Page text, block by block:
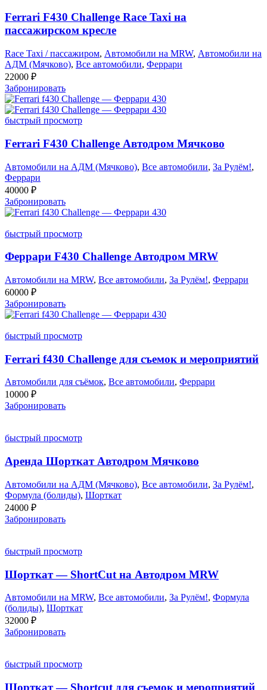
Ferrari F430 Challenge Race Taxi на
пассажирском кресле
Race Taxi / пассажиром, Автомобили на MRW, Автомобили на
АДМ (Мячково), Все автомобили, Феррари
22000 ₽
Забронировать
быстрый просмотр
Ferrari F430 Challenge Автодром Мячково
Автомобили на АДМ (Мячково), Все автомобили, За Рулём!,
Феррари
40000 ₽
Забронировать
быстрый просмотр
Феррари F430 Challenge Автодром MRW
Автомобили на MRW, Все автомобили, За Рулём!, Феррари
60000 ₽
Забронировать
быстрый просмотр
Ferrari f430 Challenge для съемок и мероприятий
Автомобили для съёмок, Все автомобили, Феррари
10000 ₽
Забронировать
быстрый просмотр
Аренда Шорткат Автодром Мячково
Автомобили на АДМ (Мячково), Все автомобили, За Рулём!,
Формула (болиды), Шорткат
24000 ₽
Забронировать
быстрый просмотр
Шорткат — ShortCut на Автодром MRW
Автомобили на MRW, Все автомобили, За Рулём!, Формула
(болиды), Шорткат
32000 ₽
Забронировать
быстрый просмотр
Шорткат — Shortcut для съемок и мероприятий